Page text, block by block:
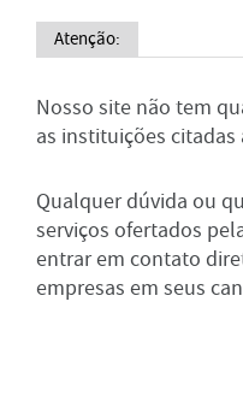
Atenção:
Nosso site não tem
as instituições
Qualquer dúvida ou
serviços ofertados
entrar em contato
empresas em seus